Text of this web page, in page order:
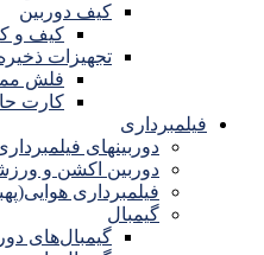
کیف دوربین
کیف و
تجهیزات
فلش
کارت
فیلمبرداری
دوربینهای
دوربین اکشن و
فیلمبرداری
گیمبال
گیمبال‌های